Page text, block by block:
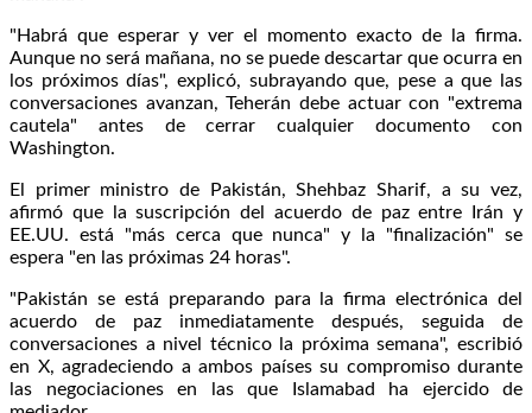
"Habrá que esperar y ver el momento exacto de la firma.
Aunque no será mañana, no se puede descartar que ocurra en
los próximos días", explicó, subrayando que, pese a que las
conversaciones avanzan, Teherán debe actuar con "extrema
cautela" antes de cerrar cualquier documento con
Washington.
El primer ministro de Pakistán, Shehbaz Sharif, a su vez,
afirmó que la suscripción del acuerdo de paz entre Irán y
EE.UU. está "más cerca que nunca" y la "finalización" se
espera "en las próximas 24 horas".
"Pakistán se está preparando para la firma electrónica del
acuerdo de paz inmediatamente después, seguida de
conversaciones a nivel técnico la próxima semana", escribió
en X, agradeciendo a ambos países su compromiso durante
las negociaciones en las que Islamabad ha ejercido de